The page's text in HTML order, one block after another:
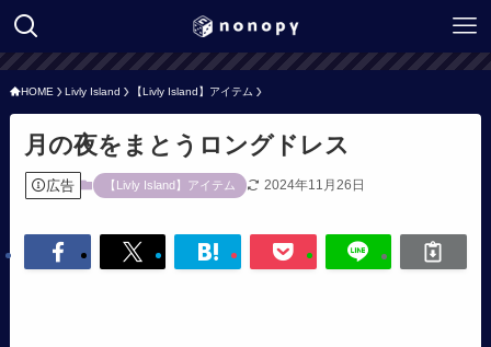
HOME Livly Island 【Livly Island】アイテム
月の夜をまとうロングドレス
広告 【Livly Island】アイテム 2024年11月26日